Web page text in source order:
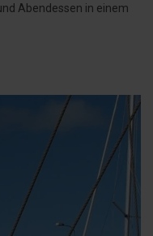
Abendessen in einem